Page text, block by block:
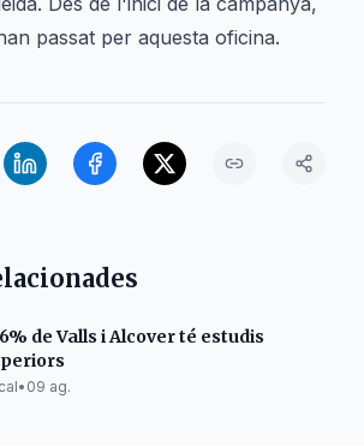
passat per aquesta oficina.
de Valls i Alcover té estudis
• 09 ag.